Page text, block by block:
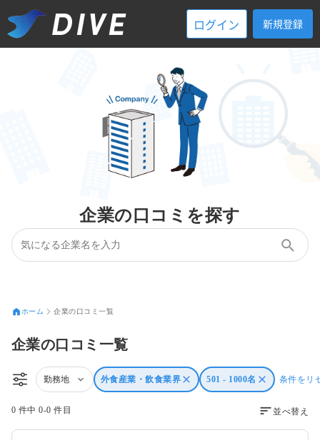
ログイン 新規登録
企業の口コミを探す
ホーム 企業の口コミ一覧
企業の口コミ一覧
勤務地 外食産業・飲食業界 501 - 1000名 条件をリ
0 件中 0-0 件目 並べ替え